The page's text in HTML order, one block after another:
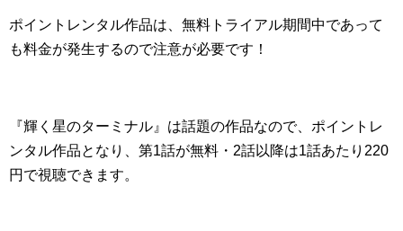
ポイントレンタル作品は、無料トライアル期間中であって
も料金が発生するので注意が必要です！
『輝く星のターミナル』は話題の作品なので、ポイントレ
ンタル作品となり、第1話が無料・2話以降は1話あたり220
円で視聴できます。